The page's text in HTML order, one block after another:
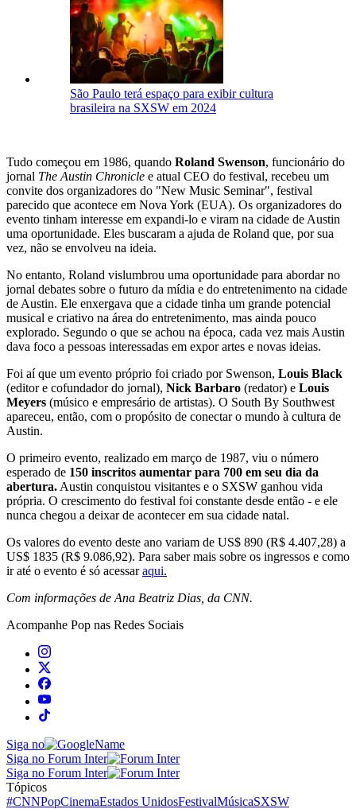
São Paulo terá espaço para exibir cultura
brasileira na SXSW em 2024
Tudo começou em 1986, quando Roland Swenson, funcionário do
jornal The Austin Chronicle e atual CEO do festival, recebeu um
convite dos organizadores do "New Music Seminar", festival
parecido que acontece em Nova York (EUA). Os organizadores do
evento tinham interesse em expandi-lo e viram na cidade de Austin
uma oportunidade. Eles buscaram a ajuda de Roland que, por sua
vez, não se envolveu na ideia.
No entanto, Roland vislumbrou uma oportunidade para abordar no
jornal debates sobre o futuro da mídia e do entretenimento na cidade
de Austin. Ele enxergava que a cidade tinha um grande potencial
musical e criativo na área do entretenimento, mas ainda pouco
explorado. Segundo o que se achou na época, cada vez mais Austin
dava foco a pessoas interessadas em expor artes e novas ideias.
Foi aí que um evento próprio foi criado por Swenson, Louis Black
(editor e cofundador do jornal), Nick Barbaro (redator) e Louis
Meyers (músico e empresário de artistas). O South By Southwest
apareceu, então, com o propósito de conectar o mundo à cultura de
Austin.
O primeiro evento, realizado em março de 1987, viu o número
esperado de 150 inscritos aumentar para 700 em seu dia da
abertura. Austin conquistou visitantes e o SXSW ganhou vida
própria. O crescimento do festival foi constante desde então - e ele
nunca chegou a deixar de acontecer em sua cidade natal.
Os valores do evento deste ano variam de US$ 890 (R$ 4.407,28) a
US$ 1835 (R$ 9.086,92). Para saber mais sobre os ingressos e como
ir até o evento é só acessaraqui.
Com informações de Ana Beatriz Dias, da CNN.
Acompanhe Pop nas Redes Sociais
Siga no
Siga no Forum Inter
Siga no Forum Inter
Tópicos
#CNNPopCinemaEstados UnidosFestivalMúsicaSXSW